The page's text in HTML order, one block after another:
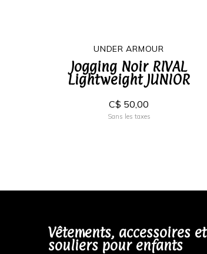
UNDER ARMOUR
Jogging Noir RIVAL
Lightweight JUNIOR
C$ 50,00
Sans les taxes
Vêtements, accessoires et
souliers pour enfants